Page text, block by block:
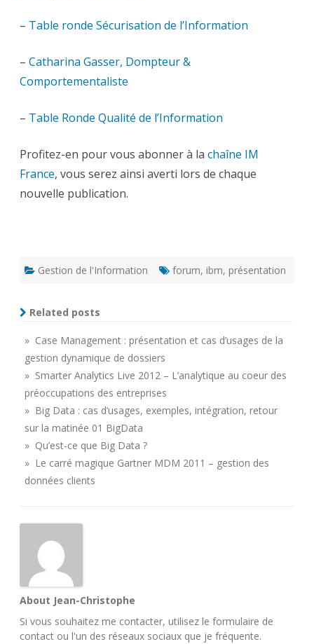
– Table ronde Sécurisation de l’Information
– Catharina Gasser, Dompteur &
Comportementaliste
– Table Ronde Qualité de l’Information
Profitez-en pour vous abonner à la chaîne IM
France, vous serez ainsi averti lors de chaque
nouvelle publication.
Gestion de l'Information forum, ibm, présentation
Related posts
» Case Management : présentation et cas d’usages de la
gestion dynamique de dossiers
» Smarter Analytics Live 2012 – L’analytique au coeur des
préoccupations des entreprises
» Big Data : cas d’usages, exemples, intégration, retour
sur la matinée 01 BigData
» Qu’est-ce que Big Data ?
» Le carré magique Gartner MDM 2011 – gestion des
données clients
About Jean-Christophe
Si vous souhaitez me contacter, utilisez le formulaire de
contact ou l'un des réseaux sociaux que je fréquente.